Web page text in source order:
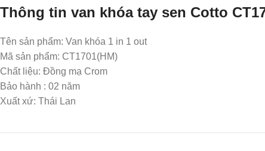
Thông tin van khóa tay sen Cotto
Tên sản phẩm: Van khóa 1 in 1 out
Mã sản phẩm: CT1701(HM)
Chất liệu: Đồng mạ Crom
Bảo hành : 02 năm
Xuất xứ: Thái Lan